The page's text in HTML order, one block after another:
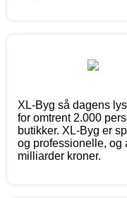
XL-Byg så dagens
for omtrent 2.000
butikker. XL-Byg er
og professionelle, og
milliarder kroner.